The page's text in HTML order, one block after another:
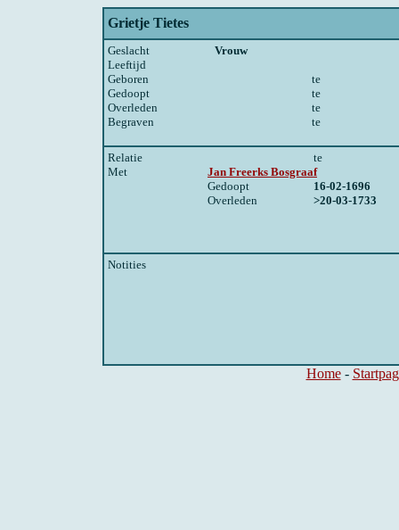
Grietje Tietes
Geslacht
Vrouw
Leeftijd
Geboren
te
Gedoopt
te
Overleden
te
Begraven
te
Relatie
te
Met
Jan Freerks Bosgraaf
Gedoopt
16-02-1696
Overleden
>20-03-1733
Notities
Home-